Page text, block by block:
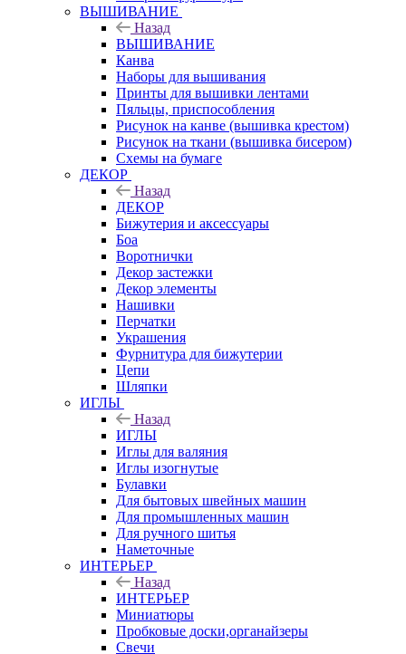
ВЫШИВАНИЕ
Назад
ВЫШИВАНИЕ
Канва
Наборы для вышивания
Принты для вышивки лентами
Пяльцы, приспособления
Рисунок на канве (вышивка крестом)
Рисунок на ткани (вышивка бисером)
Схемы на бумаге
ДЕКОР
Назад
ДЕКОР
Бижутерия и аксессуары
Боа
Воротнички
Декор застежки
Декор элементы
Нашивки
Перчатки
Украшения
Фурнитура для бижутерии
Цепи
Шляпки
ИГЛЫ
Назад
ИГЛЫ
Иглы для валяния
Иглы изогнутые
Булавки
Для бытовых швейных машин
Для промышленных машин
Для ручного шитья
Наметочные
ИНТЕРЬЕР
Назад
ИНТЕРЬЕР
Миниатюры
Пробковые доски,органайзеры
Свечи